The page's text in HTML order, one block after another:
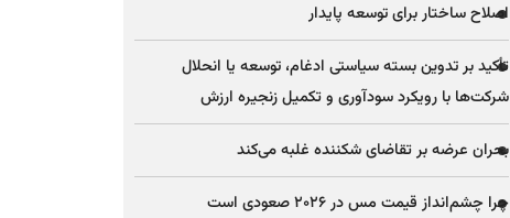
اصلاح ساختار برای توسعه پایدار
تأکید بر تدوین بسته سیاستی ادغام، توسعه یا انحلال
شرکت‌ها با رویکرد سودآوری و تکمیل زنجیره ارزش
بحران عرضه بر تقاضای شکننده غلبه می‌کند
چرا چشم‌انداز قیمت مس در ۲۰۲۶ صعودی است